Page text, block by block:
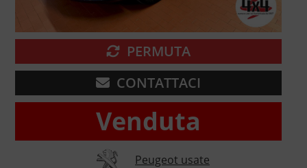
PERMUTA
CONTATTACI
Venduta
Peugeot usate